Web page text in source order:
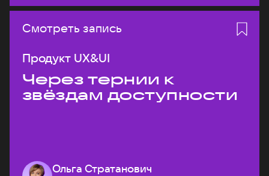
Смотреть запись
Продукт UX&UI
Через тернии к
звёздам доступности
Ольга Стратанович